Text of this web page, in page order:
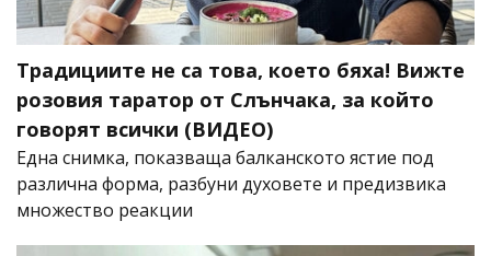
Традициите не са това, което бяха! Вижте
розовия таратор от Слънчака, за който
говорят всички (ВИДЕО)
Една снимка, показваща балканското ястие под
различна форма, разбуни духовете и предизвика
множество реакции